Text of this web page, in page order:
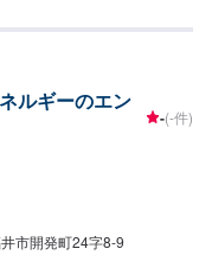
ルギーのエン
-(-件)
市開発町24字8-9